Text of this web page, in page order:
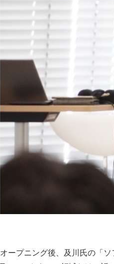
オープニング後、及川氏の「